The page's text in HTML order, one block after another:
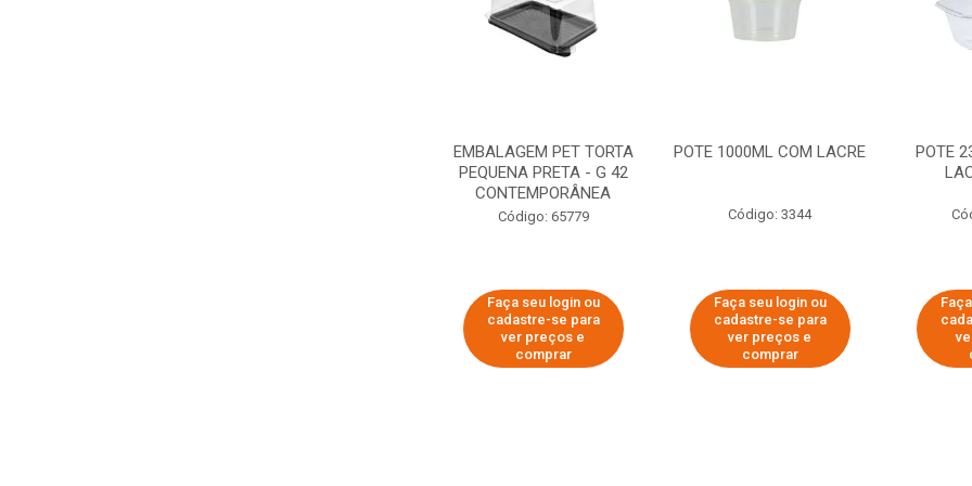
EMBALAGEM PET TORTA
PEQUENA PRETA - G 42
CONTEMPORÂNEA
Código: 65779
Faça seu login ou
cadastre-se para
ver preços e
comprar
POTE 1000ML COM LACRE
Código: 3344
Faça seu login ou
cadastre-se para
ver preços e
comprar
POTE